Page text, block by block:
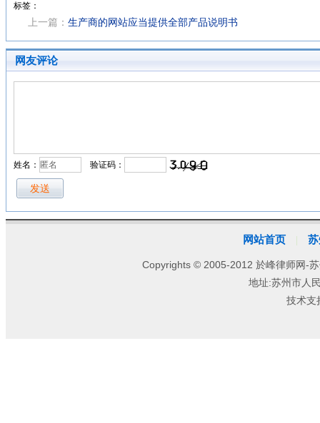
标签：
上一篇： 生产商的网站应当提供全部产品说明书
网友评论
姓名： 验证码：
网站首页
Copyrights © 2005-2012 於峰律师网-
地址:苏州市人
技术支